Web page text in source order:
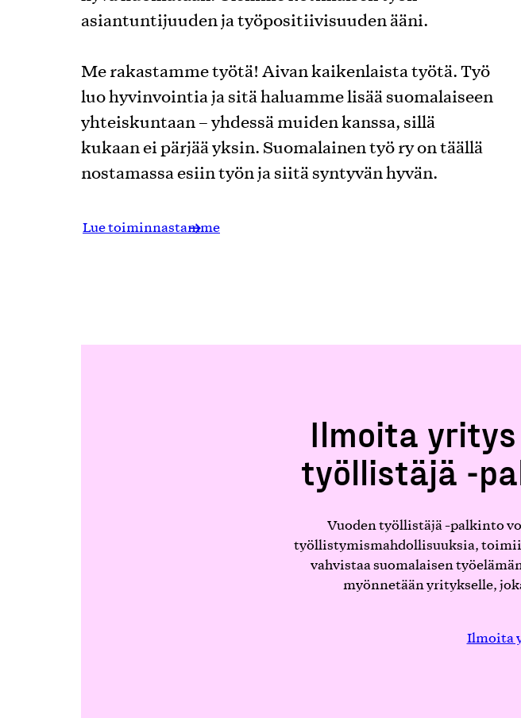
asiantuntijuuden ja työpositiivisuuden ääni.
Me rakastamme työtä! Aivan kaikenlaista työtä. Työ
luo hyvinvointia ja sitä haluamme lisää suomalaiseen
yhteiskuntaan – yhdessä muiden kanssa, sillä
kukaan ei pärjää yksin. Suomalainen työ ry on täällä
nostamassa esiin työn ja siitä syntyvän hyvän.
Lue toiminnastamme
Ilmoita yritys
työllistäjä -
Vuoden työllistäjä -palkinto
työllistymismahdollisuuksia, toimii
vahvistaa suomalaisen
myönnetään yritykselle,
Ilmoita